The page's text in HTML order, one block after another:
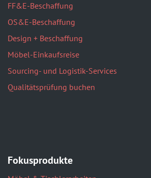
FF&E-Beschaffung
OS&E-Beschaffung
Design + Beschaffung
Möbel-Einkaufsreise
Sourcing- und Logistik-Services
Qualitätsprüfung buchen
Fokusprodukte